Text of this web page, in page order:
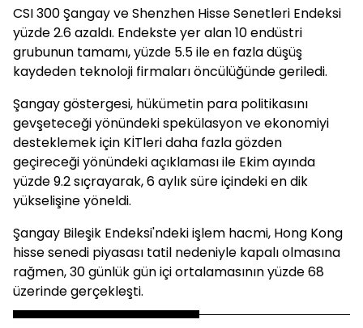
CSI 300 Şangay ve Shenzhen Hisse Senetleri Endeksi
yüzde 2.6 azaldı. Endekste yer alan 10 endüstri
grubunun tamamı, yüzde 5.5 ile en fazla düşüş
kaydeden teknoloji firmaları öncülüğünde geriledi.
Şangay göstergesi, hükümetin para politikasını
gevşeteceği yönündeki spekülasyon ve ekonomiyi
desteklemek için KİTleri daha fazla gözden
geçireceği yönündeki açıklaması ile Ekim ayında
yüzde 9.2 sıçrayarak, 6 aylık süre içindeki en dik
yükselişine yöneldi.
Şangay Bileşik Endeksi'ndeki işlem hacmi, Hong Kong
hisse senedi piyasası tatil nedeniyle kapalı olmasına
rağmen, 30 günlük gün içi ortalamasının yüzde 68
üzerinde gerçekleşti.